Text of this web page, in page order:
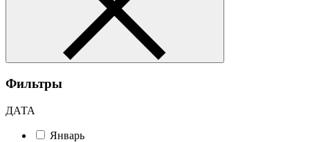
Фильтры
ДАТА
Январь